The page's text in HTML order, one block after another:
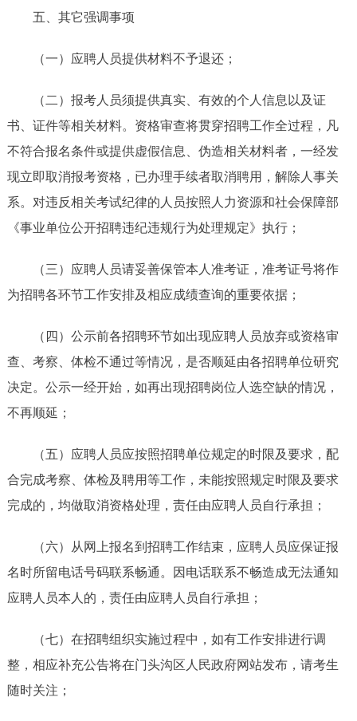
五、其它强调事项
（一）应聘人员提供材料不予退还；
（二）报考人员须提供真实、有效的个人信息以及证
书、证件等相关材料。资格审查将贯穿招聘工作全过程，凡
不符合报名条件或提供虚假信息、伪造相关材料者，一经发
现立即取消报考资格，已办理手续者取消聘用，解除人事关
系。对违反相关考试纪律的人员按照人力资源和社会保障部
《事业单位公开招聘违纪违规行为处理规定》执行；
（三）应聘人员请妥善保管本人准考证，准考证号将作
为招聘各环节工作安排及相应成绩查询的重要依据；
（四）公示前各招聘环节如出现应聘人员放弃或资格审
查、考察、体检不通过等情况，是否顺延由各招聘单位研究
决定。公示一经开始，如再出现招聘岗位人选空缺的情况，
不再顺延；
（五）应聘人员应按照招聘单位规定的时限及要求，配
合完成考察、体检及聘用等工作，未能按照规定时限及要求
完成的，均做取消资格处理，责任由应聘人员自行承担；
（六）从网上报名到招聘工作结束，应聘人员应保证报
名时所留电话号码联系畅通。因电话联系不畅造成无法通知
应聘人员本人的，责任由应聘人员自行承担；
（七）在招聘组织实施过程中，如有工作安排进行调
整，相应补充公告将在门头沟区人民政府网站发布，请考生
随时关注；